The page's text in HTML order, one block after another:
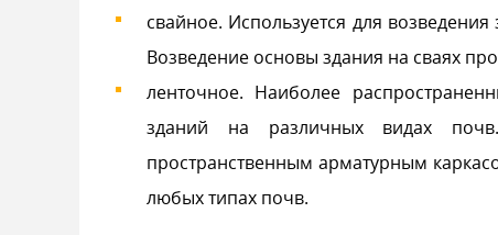
свайное. Используется для
Возведение основы здания на сваях
ленточное. Наиболее
зданий на различных видах
пространственным арматурным
любых типах почв.